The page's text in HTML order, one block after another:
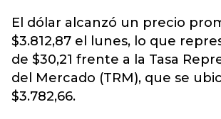
El dólar alcanzó un precio
$3.812,87 el lunes, lo que
de $30,21 frente a la Tasa
del Mercado (TRM), que se
$3.782,66.